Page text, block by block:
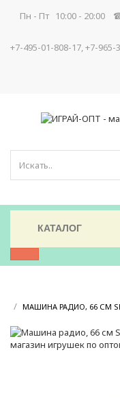
Пн - Пт 10:00 - 20:00
+7-495-01-808-17, +7-
КАТАЛОГ
/ МАШИНА РАДИО, 66 СМ